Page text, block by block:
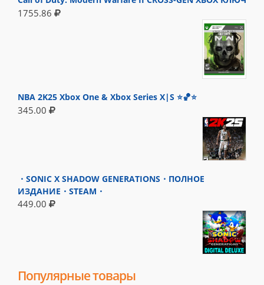
1755.86
NBA 2K25 Xbox One & Xbox Series X|S ⭐🏀⭐
345.00
・SONIC X SHADOW GENERATIONS・ПОЛНОЕ
ИЗДАНИЕ・STEAM・
449.00
Популярные товары